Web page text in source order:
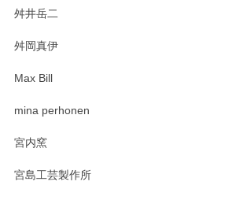
おかけしました。 ありがとうございます。
舛井岳二
舛岡真伊
Max Bill
mina perhonen
宮内窯
宮島工芸製作所